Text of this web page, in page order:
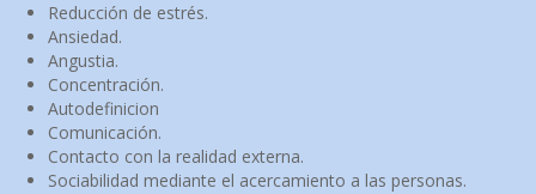
Reducción de estrés.
Ansiedad.
Angustia.
Concentración.
Autodefinicion
Comunicación.
Contacto con la realidad externa.
Sociabilidad mediante el acercamiento a las personas.